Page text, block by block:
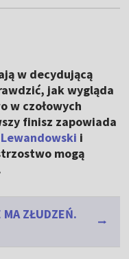
w decydującą
jak wygląda
w czołowych
finisz zapowiada
i
mogą
ZŁUDZEŃ.